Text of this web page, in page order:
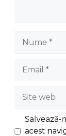
Site
web
Salvează-
acest